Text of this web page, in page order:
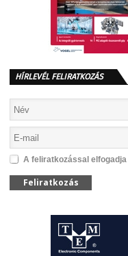
HÍRLEVÉL FELIRATKOZÁS
A feliratkozással elfogadja
Feliratkozás